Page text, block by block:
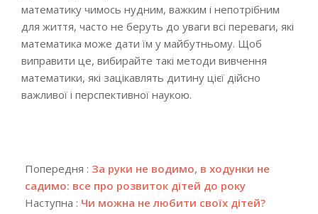
математику чимось нудним, важким і непотрібним
для життя, часто не беруть до уваги всі переваги, які
математика може дати їм у майбутньому. Щоб
виправити це, вибирайте такі методи вивчення
математики, які зацікавлять дитину цієї дійсно
важливої і перспективної наукою.
11-
30
Попередня : За руки не водимо, в ходунки не
садимо: все про розвиток дітей до року
Наступна : Чи можна не любити своїх дітей?